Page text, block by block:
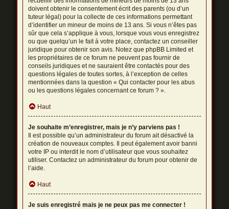
doivent obtenir le consentement écrit des parents (ou d’un
tuteur légal) pour la collecte de ces informations permettant
d’identifier un mineur de moins de 13 ans. Si vous n’êtes pas
sûr que cela s’applique à vous, lorsque vous vous enregistrez
ou que quelqu’un le fait à votre place, contactez un conseiller
juridique pour obtenir son avis. Notez que phpBB Limited et
les propriétaires de ce forum ne peuvent pas fournir de
conseils juridiques et ne sauraient être contactés pour des
questions légales de toutes sortes, à l’exception de celles
mentionnées dans la question « Qui contacter pour les abus
ou les questions légales concernant ce forum ? ».
Haut
Je souhaite m’enregistrer, mais je n’y parviens pas !
Il est possible qu’un administrateur du forum ait désactivé la
création de nouveaux comptes. Il peut également avoir banni
votre IP ou interdit le nom d’utilisateur que vous souhaitez
utiliser. Contactez un administrateur du forum pour obtenir de
l’aide.
Haut
Je suis enregistré mais je ne peux pas me connecter !